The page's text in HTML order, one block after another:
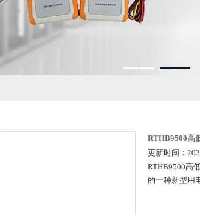
1 2
RTHB9500高
更新时间：
RTHB9500高
的一种新型用